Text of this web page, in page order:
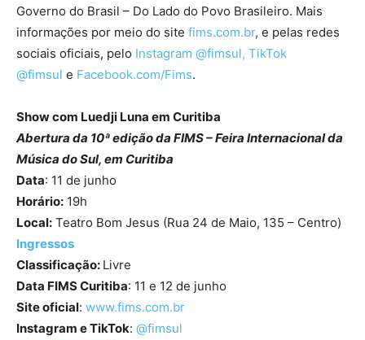
Governo do Brasil – Do Lado do Povo Brasileiro. Mais
informações por meio do site fims.com.br, e pelas redes
sociais oficiais, pelo Instagram @fimsul, TikTok
@fimsul e Facebook.com/Fims.
Show com Luedji Luna em Curitiba
Abertura da 10ª edição da FIMS – Feira Internacional da
Música do Sul, em Curitiba
Data: 11 de junho
Horário: 19h
Local: Teatro Bom Jesus (Rua 24 de Maio, 135 – Centro)
Ingressos
Classificação: Livre
Data FIMS Curitiba: 11 e 12 de junho
Site oficial: www.fims.com.br
Instagram e TikTok: @fimsul